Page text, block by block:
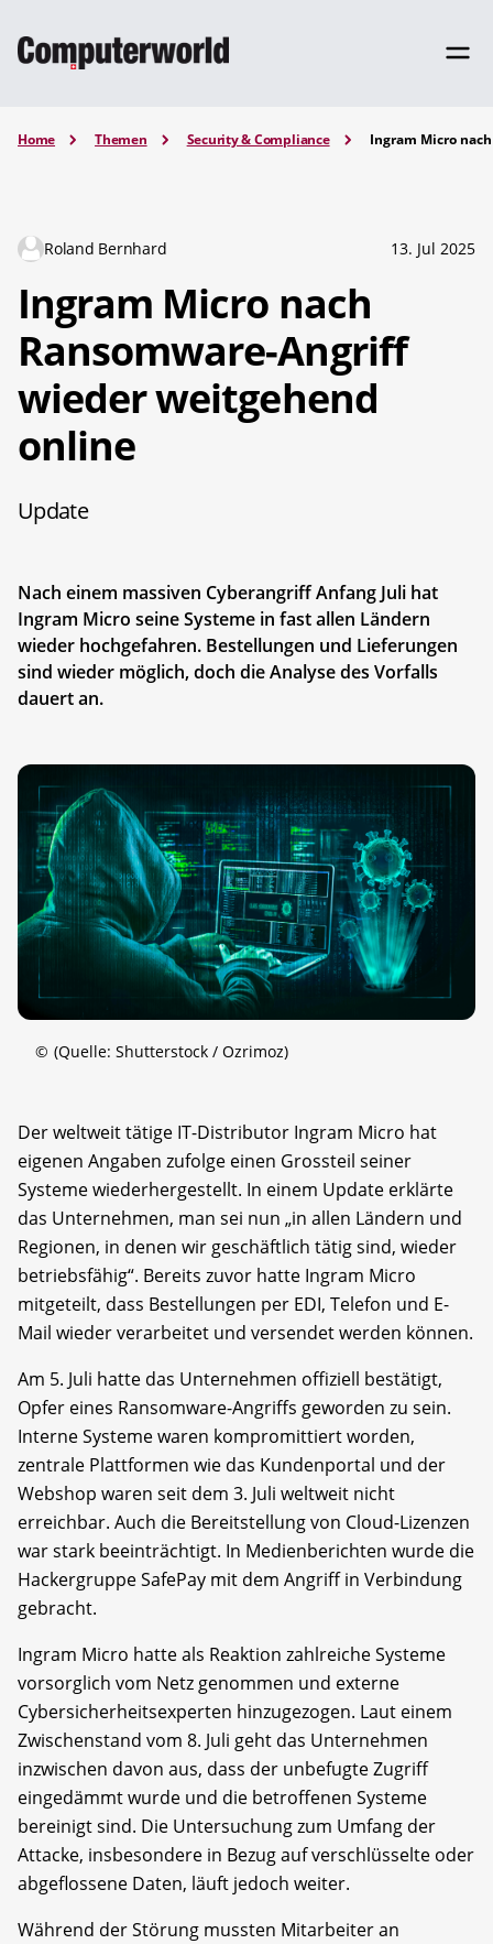
Home Themen Security & Compliance Ingram Micro
Roland Bernhard 13. Jul 2025
Ingram Micro nach
Ransomware-Angriff
wieder weitgehend
online
Update
Nach einem massiven Cyberangriff Anfang Juli hat
Ingram Micro seine Systeme in fast allen Ländern
wieder hochgefahren. Bestellungen und Lieferungen
sind wieder möglich, doch die Analyse des Vorfalls
dauert an.
© (Quelle: Shutterstock / Ozrimoz)
Der weltweit tätige IT-Distributor Ingram Micro hat
eigenen Angaben zufolge einen Grossteil seiner
Systeme wiederhergestellt. In einem Update erklärte
das Unternehmen, man sei nun „in allen Ländern und
Regionen, in denen wir geschäftlich tätig sind, wieder
betriebsfähig“. Bereits zuvor hatte Ingram Micro
mitgeteilt, dass Bestellungen per EDI, Telefon und E-
Mail wieder verarbeitet und versendet werden können.
Am 5. Juli hatte das Unternehmen offiziell bestätigt,
Opfer eines Ransomware-Angriffs geworden zu sein.
Interne Systeme waren kompromittiert worden,
zentrale Plattformen wie das Kundenportal und der
Webshop waren seit dem 3. Juli weltweit nicht
erreichbar. Auch die Bereitstellung von Cloud-Lizenzen
war stark beeinträchtigt. In Medienberichten wurde die
Hackergruppe SafePay mit dem Angriff in Verbindung
gebracht.
Ingram Micro hatte als Reaktion zahlreiche Systeme
vorsorglich vom Netz genommen und externe
Cybersicherheitsexperten hinzugezogen. Laut einem
Zwischenstand vom 8. Juli geht das Unternehmen
inzwischen davon aus, dass der unbefugte Zugriff
eingedämmt wurde und die betroffenen Systeme
bereinigt sind. Die Untersuchung zum Umfang der
Attacke, insbesondere in Bezug auf verschlüsselte oder
abgeflossene Daten, läuft jedoch weiter.
Während der Störung mussten Mitarbeiter an